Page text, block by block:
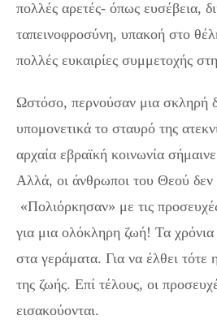
πολλές αρετές- όπως ευσέβεια,
ταπεινοφροσύνη, υπακοή στο
πολλές ευκαιρίες συμμετοχής
Ωστόσο, περνούσαν μια σκληρή
υπομονετικά το σταυρό της
αρχαία εβραϊκή κοινωνία
Αλλά, οι άνθρωποι του Θεού δεν
«Πολιόρκησαν» με τις
για μια ολόκληρη ζωή! Τα
στα γεράματα. Για να έλθει τότε
της ζωής. Επί τέλους, οι
εισακούονται.